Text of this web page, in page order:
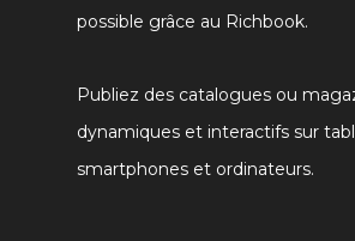
possible grâce au Richbook.
Publiez des catalogues ou
dynamiques et interactifs sur
smartphones et ordinateurs.